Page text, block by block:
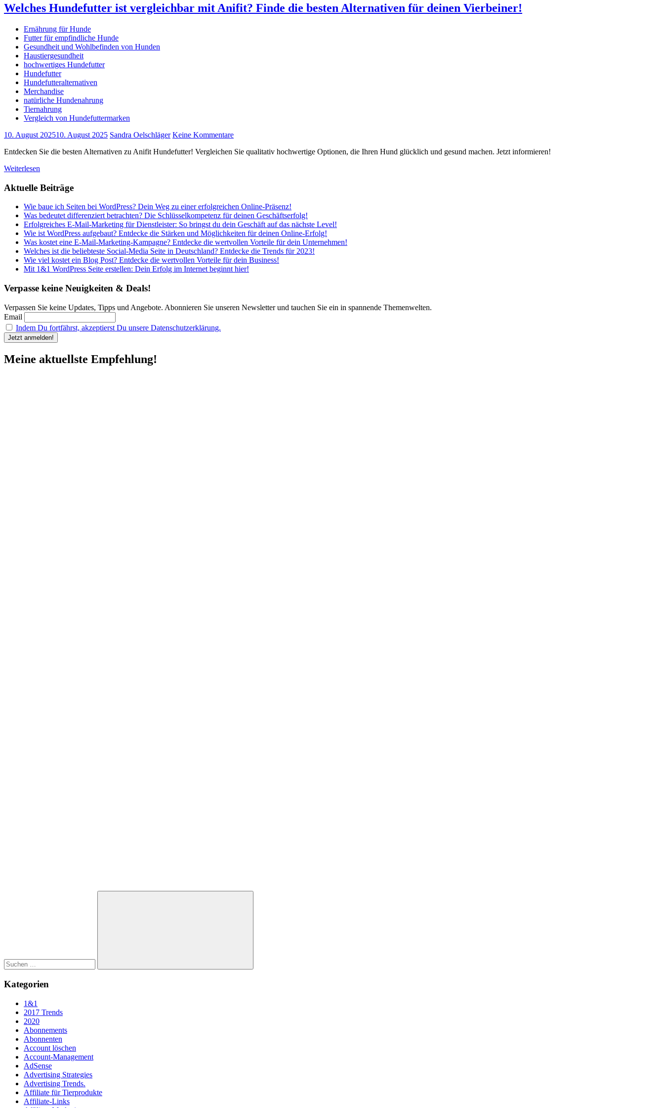
Welches Hundefutter ist vergleichbar mit Anifit? Finde die besten Alternativen für deinen Vierbeiner!
Ernährung für Hunde
Futter für empfindliche Hunde
Gesundheit und Wohlbefinden von Hunden
Haustiergesundheit
hochwertiges Hundefutter
Hundefutter
Hundefutteralternativen
Merchandise
natürliche Hundenahrung
Tiernahrung
Vergleich von Hundefuttermarken
10. August 202510. August 2025 Sandra Oelschläger Keine Kommentare
Entdecken Sie die besten Alternativen zu Anifit Hundefutter! Vergleichen Sie qualitativ hochwertige Optionen, die Ihren Hund glücklich und gesund machen. Jetzt informieren!
Weiterlesen
Aktuelle Beiträge
Wie baue ich Seiten bei WordPress? Dein Weg zu einer erfolgreichen Online-Präsenz!
Was bedeutet differenziert betrachten? Die Schlüsselkompetenz für deinen Geschäftserfolg!
Erfolgreiches E-Mail-Marketing für Dienstleister: So bringst du dein Geschäft auf das nächste Level!
Wie ist WordPress aufgebaut? Entdecke die Stärken und Möglichkeiten für deinen Online-Erfolg!
Was kostet eine E-Mail-Marketing-Kampagne? Entdecke die wertvollen Vorteile für dein Unternehmen!
Welches ist die beliebteste Social-Media Seite in Deutschland? Entdecke die Trends für 2023!
Wie viel kostet ein Blog Post? Entdecke die wertvollen Vorteile für dein Business!
Mit 1&1 WordPress Seite erstellen: Dein Erfolg im Internet beginnt hier!
Verpasse keine Neuigkeiten & Deals!
Verpassen Sie keine Updates, Tipps und Angebote. Abonnieren Sie unseren Newsletter und tauchen Sie ein in spannende Themenwelten.
Email
Indem Du fortfährst, akzeptierst Du unsere Datenschutzerklärung.
Meine aktuellste Empfehlung!
Suchen
Kategorien
1&1
2017 Trends
2020
Abonnements
Abonnenten
Account löschen
Account-Management
AdSense
Advertising Strategies
Advertising Trends.
Affiliate für Tierprodukte
Affiliate-Links